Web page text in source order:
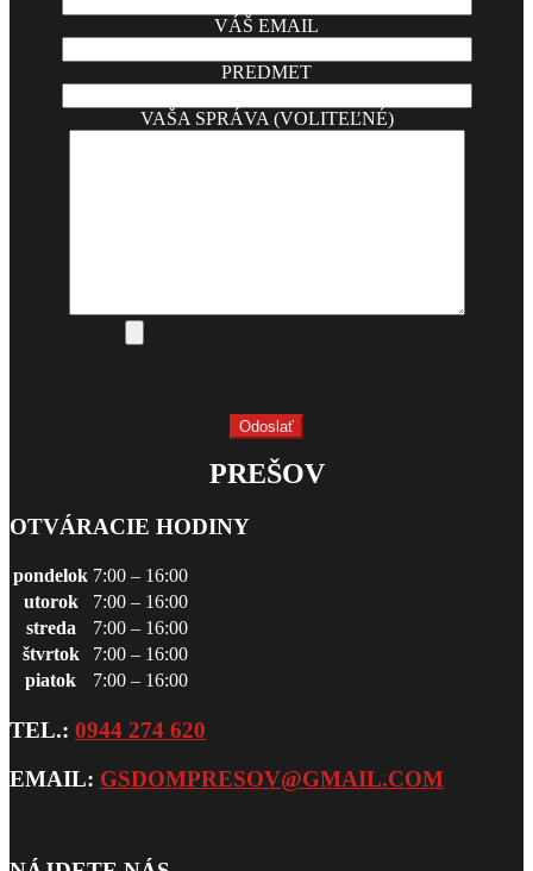
VÁŠ EMAIL
PREDMET
VAŠA SPRÁVA (VOLITEĽNÉ)
PREŠOV
OTVÁRACIE HODINY
pondelok 7:00 – 16:00
utorok
7:00 – 16:00
streda
7:00 – 16:00
štvrtok
7:00 – 16:00
piatok
7:00 – 16:00
TEL.: 0944 274 620
EMAIL: GSDOMPRESOV@GMAIL.COM